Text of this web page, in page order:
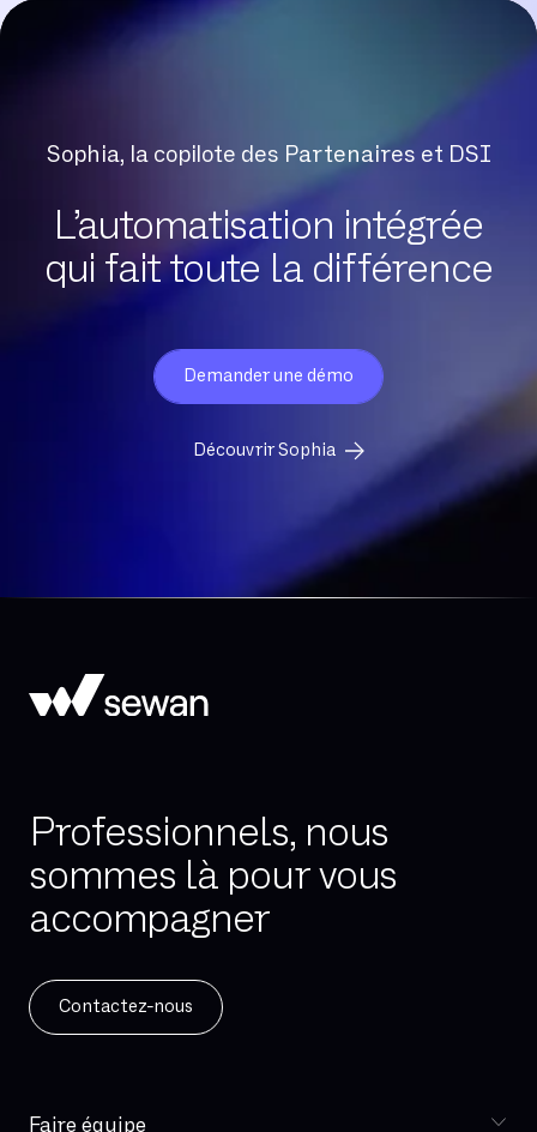
Sophia, la copilote des Partenaires et DSI
L’automatisation intégrée
qui fait toute la différence
Demander une démo
Découvrir Sophia
Professionnels, nous
sommes là pour vous
accompagner
Contactez-nous
Faire équipe